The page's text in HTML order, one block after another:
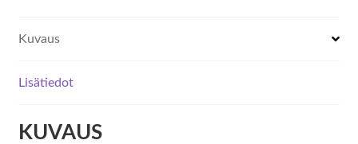
Kuvaus
Lisätiedot
KUVAUS